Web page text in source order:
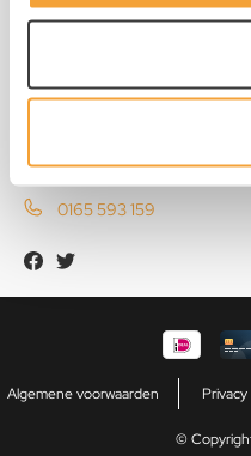
verkoop@kickoffice.nl
0165 593 159
©
Algemene voorwaarden Privacy